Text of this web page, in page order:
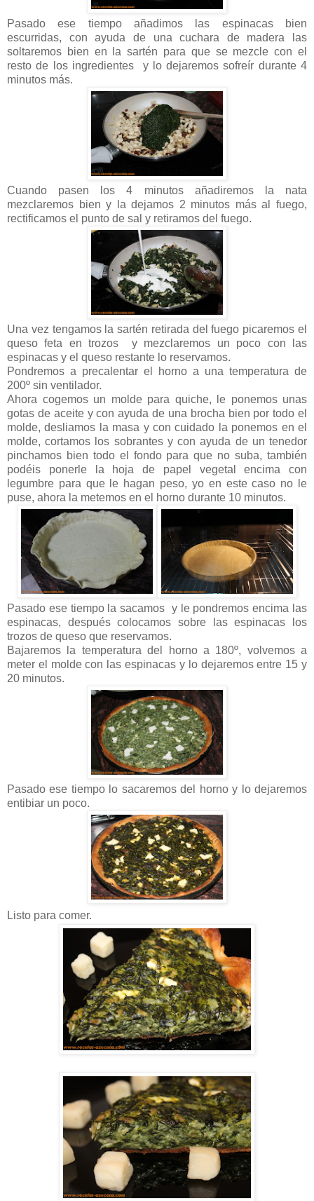
Pasado ese tiempo añadimos las espinacas bien
escurridas, con ayuda de una cuchara de madera las
soltaremos bien en la sartén para que se mezcle con el
resto de los ingredientes y lo dejaremos sofreír durante 4
minutos más.
Cuando pasen los 4 minutos añadiremos la nata
mezclaremos bien y la dejamos 2 minutos más al fuego,
rectificamos el punto de sal y retiramos del fuego.
Una vez tengamos la sartén retirada del fuego picaremos el
queso feta en trozos y mezclaremos un poco con las
espinacas y el queso restante lo reservamos.
Pondremos a precalentar el horno a una temperatura de
200º sin ventilador.
Ahora cogemos un molde para quiche, le ponemos unas
gotas de aceite y con ayuda de una brocha bien por todo el
molde, desliamos la masa y con cuidado la ponemos en el
molde, cortamos los sobrantes y con ayuda de un tenedor
pinchamos bien todo el fondo para que no suba, también
podéis ponerle la hoja de papel vegetal encima con
legumbre para que le hagan peso, yo en este caso no le
puse, ahora la metemos en el horno durante 10 minutos.
Pasado ese tiempo la sacamos y le pondremos encima las
espinacas, después colocamos sobre las espinacas los
trozos de queso que reservamos.
Bajaremos la temperatura del horno a 180º, volvemos a
meter el molde con las espinacas y lo dejaremos entre 15 y
20 minutos.
Pasado ese tiempo lo sacaremos del horno y lo dejaremos
entibiar un poco.
Listo para comer.